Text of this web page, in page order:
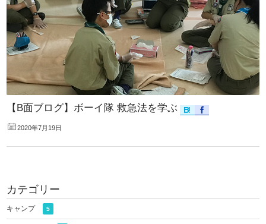
【B面ブログ】ボーイ隊 救急法を学ぶ
2020年7月19日
カテゴリー
キャンプ 5